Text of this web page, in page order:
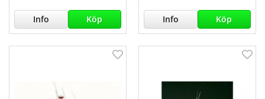
Info Köp Info Köp